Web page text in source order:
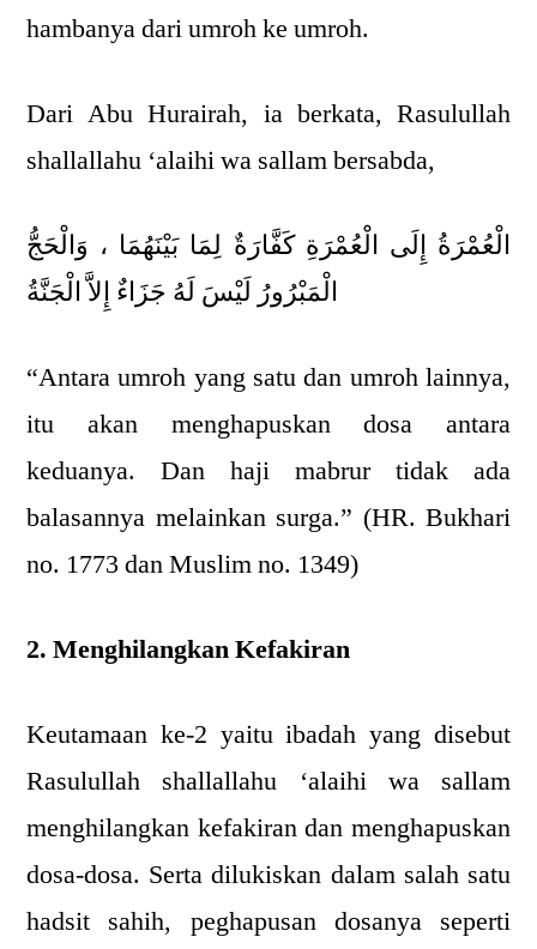
hambanya dari umroh ke umroh.
Dari Abu Hurairah, ia berkata, Rasulullah
shallallahu ‘alaihi wa sallam bersabda,
الْعُمْرَةُ إِلَى الْعُمْرَةِ كَفَّارَةٌ لِمَا بَيْنَهُمَا ، وَالْحَجُّ
الْمَبْرُورُ لَيْسَ لَهُ جَزَاءٌ إِلاَّ الْجَنَّةُ
“Antara umroh yang satu dan umroh lainnya,
itu akan menghapuskan dosa antara
keduanya. Dan haji mabrur tidak ada
balasannya melainkan surga.” (HR. Bukhari
no. 1773 dan Muslim no. 1349)
2. Menghilangkan Kefakiran
Keutamaan ke-2 yaitu ibadah yang disebut
Rasulullah shallallahu ‘alaihi wa sallam
menghilangkan kefakiran dan menghapuskan
dosa-dosa. Serta dilukiskan dalam salah satu
hadsit sahih, peghapusan dosanya seperti